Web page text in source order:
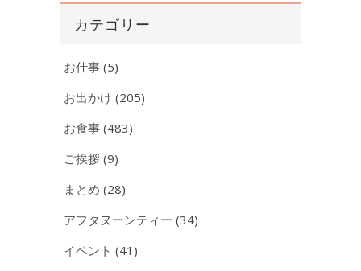
カテゴリー
お仕事 (5)
お出かけ (205)
お食事 (483)
ご挨拶 (9)
まとめ (28)
アフタヌーンティー (34)
イベント (41)